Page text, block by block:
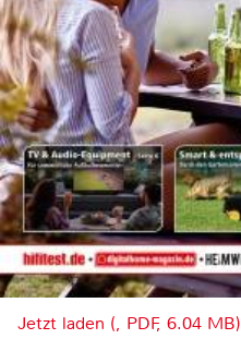
Jetzt laden (, PDF, 6.04 MB)